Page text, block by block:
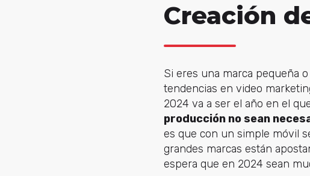
Creación
Si eres una marca pequeña
tendencias en video
2024 va a ser el año en el
producción no sean
es que con un simple móvil
grandes marcas están
espera que en 2024 sean